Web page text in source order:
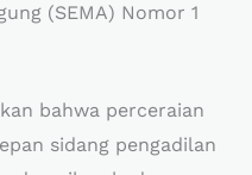
(SEMA) Nomor 1
bahwa perceraian
sidang pengadilan